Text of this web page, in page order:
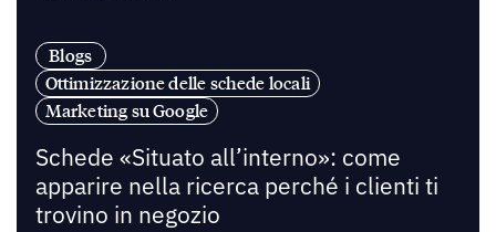
Blogs
Ottimizzazione delle schede locali
Marketing su Google
Schede «Situato all’interno»: come
apparire nella ricerca perché i clienti ti
trovino in negozio